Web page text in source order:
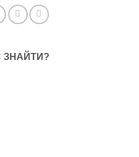
ЗНАЙТИ?